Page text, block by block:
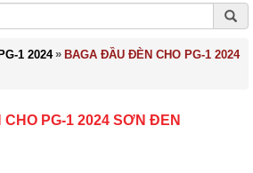
PG-1 2024 » BAGA ĐẦU ĐÈN CHO PG-1 2024
PG-1 2024 SƠN ĐEN